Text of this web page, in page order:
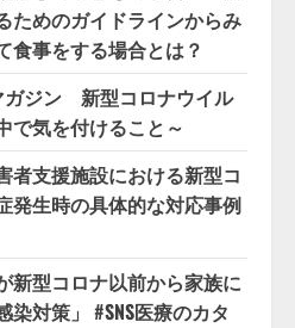
ためのガイドラインからみ
食事をする場合とは？
ガジン 新型コロナウイル
で気を付けること～
者支援施設における新型コ
発生時の具体的な対応事例
新型コロナ以前から家族に
対策」 #SNS医療のカタ